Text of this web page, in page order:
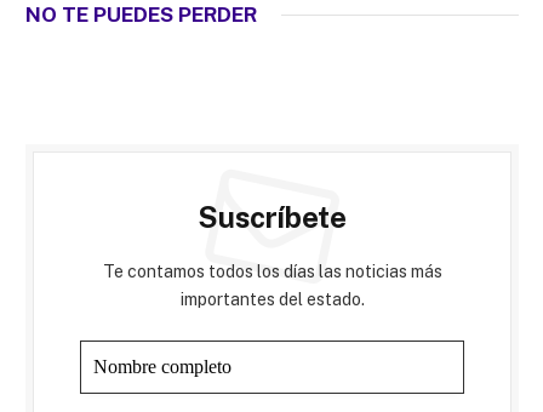
NO TE PUEDES PERDER
Suscríbete
Te contamos todos los días las noticias más
importantes del estado.